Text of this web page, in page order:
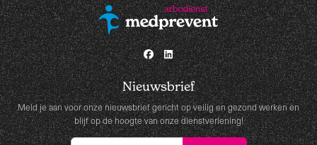
Nieuwsbrief
Meld je aan voor onze nieuwsbrief gericht op veilig en gezond werken en
blijf op de hoogte van onze dienstverlening!